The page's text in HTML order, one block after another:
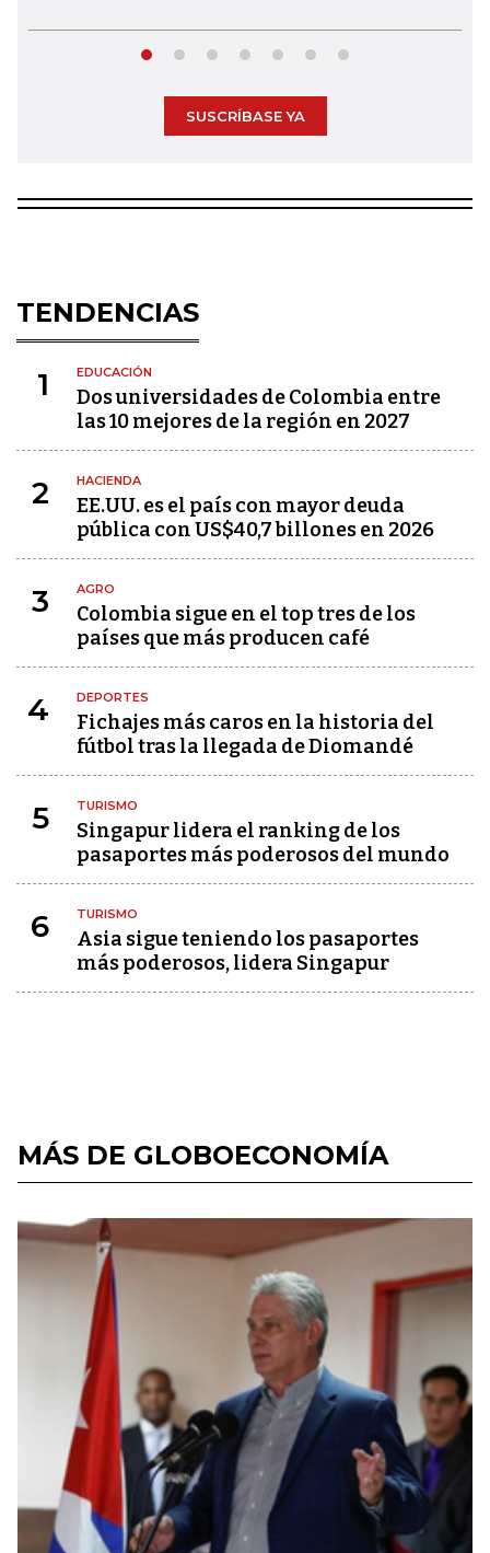
SUSCRÍBASE YA
TENDENCIAS
1 EDUCACIÓN
Dos universidades de Colombia entre
las 10 mejores de la región en 2027
2 HACIENDA
EE.UU. es el país con mayor deuda
pública con US$40,7 billones en 2026
3 AGRO
Colombia sigue en el top tres de los
países que más producen café
4 DEPORTES
Fichajes más caros en la historia del
fútbol tras la llegada de Diomandé
5 TURISMO
Singapur lidera el ranking de los
pasaportes más poderosos del mundo
6 TURISMO
Asia sigue teniendo los pasaportes
más poderosos, lidera Singapur
MÁS DE GLOBOECONOMÍA